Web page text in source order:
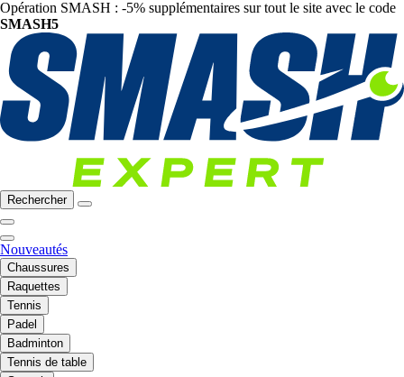
Opération SMASH : -5% supplémentaires sur tout le site avec le code
SMASH5
Rechercher
Nouveautés
Chaussures
Raquettes
Tennis
Padel
Badminton
Tennis de table